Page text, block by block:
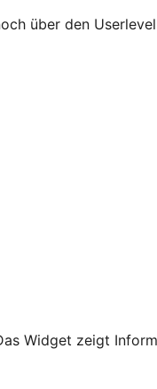
über den
Widget zeigt